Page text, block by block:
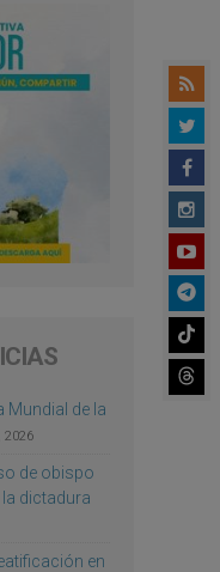
Mundial de la
2026
de obispo
dictadura
en